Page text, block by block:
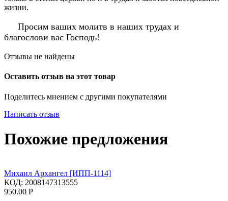
жизни.
Просим ваших молитв в наших трудах и
благослови вас Господь!
Отзывы не найдены
Оставить отзыв на этот товар
Поделитесь мнением с другими покупателями
Написать отзыв
Похожие предложения
Михаил Архангел [ИПП-1114]
КОД: 2008147313555
950.00 Р